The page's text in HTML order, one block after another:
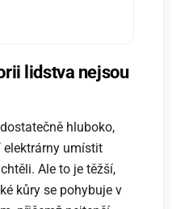
lidstva nejsou
hluboko,
umístit
Ale to je těžší,
kůry se pohybuje v